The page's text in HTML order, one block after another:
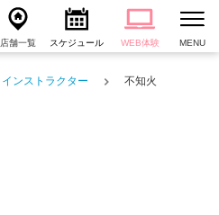
店舗一覧 スケジュール WEB体験 MENU
インストラクター 不知火